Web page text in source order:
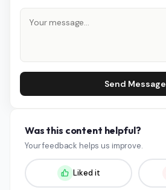
Send Message
Was this content helpful?
Your feedback helps us improve.
Liked it